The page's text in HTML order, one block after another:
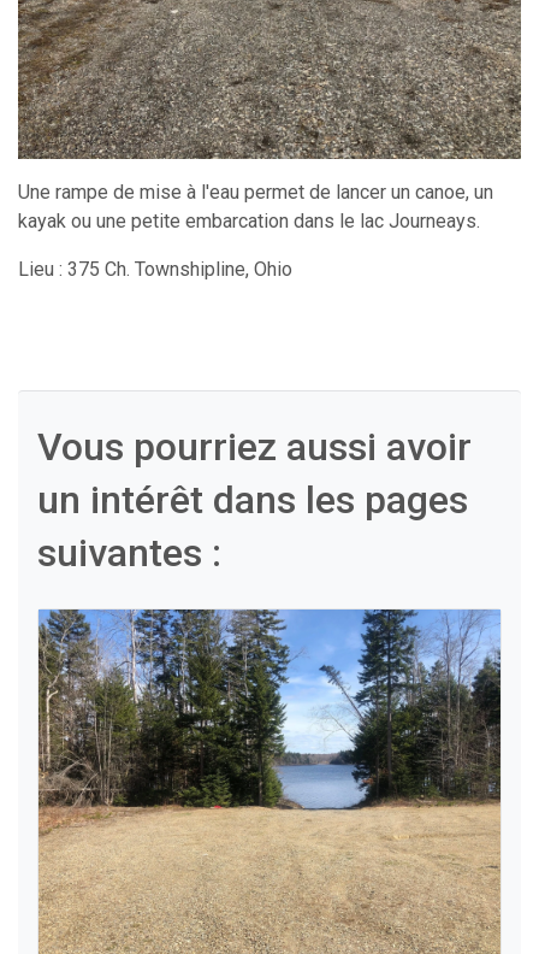
Une rampe de mise à l'eau permet de lancer un canoe, un
kayak ou une petite embarcation dans le lac Journeays.
Lieu : 375 Ch. Townshipline, Ohio
Vous pourriez aussi avoir
un intérêt dans les pages
suivantes :